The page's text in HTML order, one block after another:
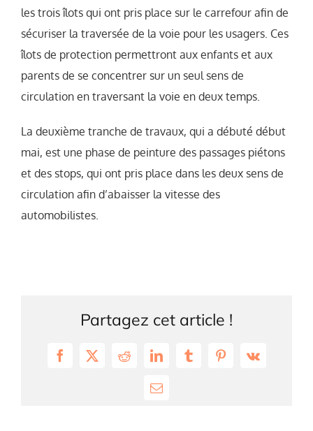
les trois îlots qui ont pris place sur le carrefour afin de
sécuriser la traversée de la voie pour les usagers. Ces
îlots de protection permettront aux enfants et aux
parents de se concentrer sur un seul sens de
circulation en traversant la voie en deux temps.
La deuxième tranche de travaux, qui a débuté début
mai, est une phase de peinture des passages piétons
et des stops, qui ont pris place dans les deux sens de
circulation afin d’abaisser la vitesse des
automobilistes.
Partagez cet article !
Facebook
X RedditLinkedInTumblrPinterest
Vk
Email